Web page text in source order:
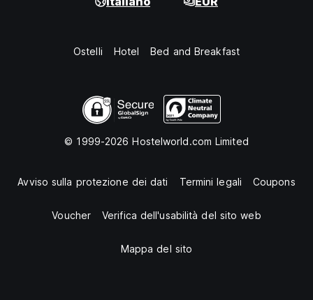
Ostelli Hotel Bed and Breakfast
© 1999-2026 Hostelworld.com Limited
Avviso sulla protezione dei dati Termini legali Coupons
Voucher Verifica dell'usabilità del sito web
Mappa del sito